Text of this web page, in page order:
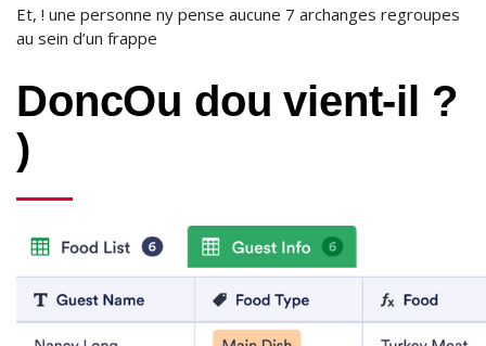
Et, ! une personne ny pense aucune 7 archanges regroupes
au sein d’un frappe
DoncOu dou vient-il ?
)